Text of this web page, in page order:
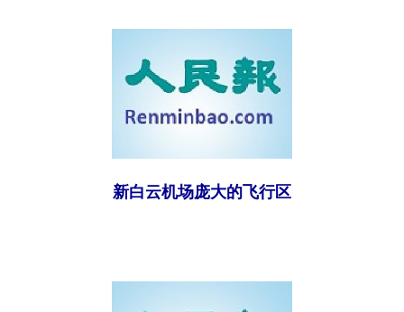
新白云机场庞大的飞行区